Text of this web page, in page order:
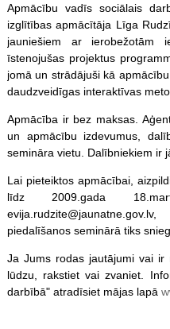
Apmācību vadīs sociālais
izglītības apmācītāja Līga
jauniešiem ar ierobežotām
īstenojušas projektus
jomā un strādājuši kā
daudzveidīgas interaktīvas
Apmācība ir bez maksas.
un apmācību izdevumus,
semināra vietu. Dalībniekiem ir
Lai pieteiktos apmācībai,
līdz 2009.gada
piedalīšanos seminārā tiks
Ja Jums rodas jautājumi vai ir
lūdzu, rakstiet vai zvaniet.
darbībā" atradīsiet mājas lapā